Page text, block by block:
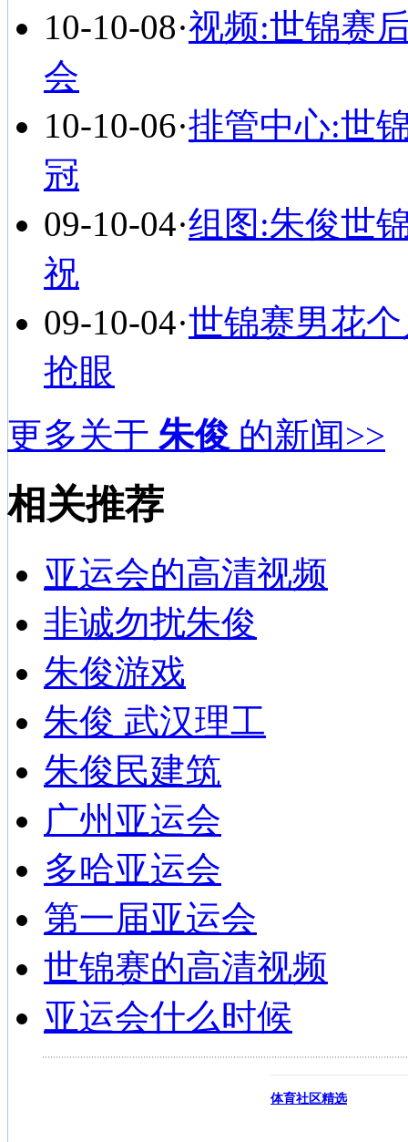
10-10-08·视频:世锦赛
会
10-10-06·排管中心:世
冠
09-10-04·组图:朱俊世
祝
09-10-04·世锦赛男花
抢眼
更多关于 朱俊 的新闻>>
相关推荐
亚运会的高清视频
非诚勿扰朱俊
朱俊游戏
朱俊 武汉理工
朱俊民建筑
广州亚运会
多哈亚运会
第一届亚运会
世锦赛的高清视频
亚运会什么时候
体育社区精选